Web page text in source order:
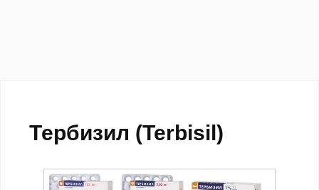
Тербизил (Terbisil)